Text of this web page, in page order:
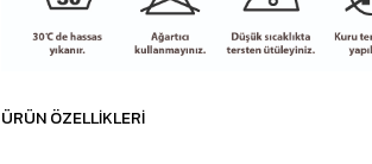
ÜRÜN ÖZELLIKLERI